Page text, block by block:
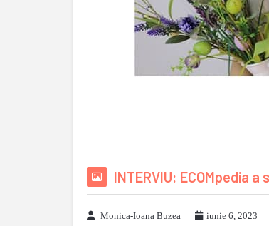
INTERVIU: ECOMpedia
Monica-Ioana Buzea iunie 6, 2023